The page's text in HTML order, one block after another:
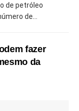
de petróleo
de...
fazer
da